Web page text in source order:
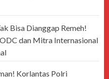
Bisa Dianggap Remeh!
dan Mitra Internasional
Korlantas Polri